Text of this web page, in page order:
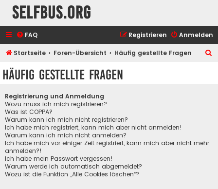
selfbus.org
FAQ Anmelden
Registrieren
Startseite Foren-Übersicht Häufig gestellte Fragen
Häufig gestellte Fragen
Registrierung und Anmeldung
Wozu muss ich mich registrieren?
Was ist COPPA?
Warum kann ich mich nicht registrieren?
Ich habe mich registriert, kann mich aber nicht anmelden!
Warum kann ich mich nicht anmelden?
Ich habe mich vor einiger Zeit registriert, kann mich aber nicht mehr
anmelden?!
Ich habe mein Passwort vergessen!
Warum werde ich automatisch abgemeldet?
Wozu ist die Funktion „Alle Cookies löschen“?